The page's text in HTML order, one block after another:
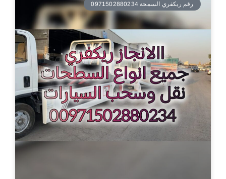
رقم ريكفري السمحة 0971502880234